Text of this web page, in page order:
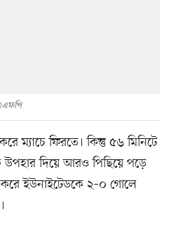
ম্যাচে ফিরতে। কিন্তু ৫৬ মিনিটে
উপহার দিয়ে আরও পিছিয়ে পড়ে
ইউনাইটেডকে ২–০ গোলে